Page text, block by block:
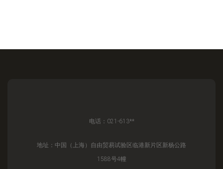
电话：021-613**
地址：中国（上海）自由贸易试验区临港新片区新杨公路
1588号4幢